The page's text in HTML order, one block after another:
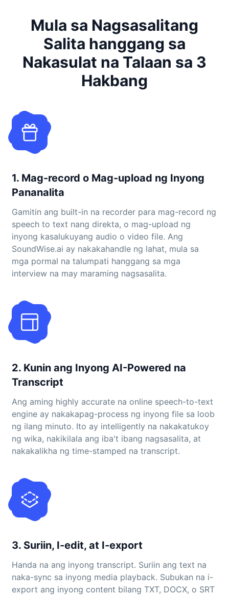
Mula sa Nagsasalitang
Salita hanggang sa
Nakasulat na Talaan sa 3
Hakbang
1. Mag-record o Mag-upload ng Inyong
Pananalita
Gamitin ang built-in na recorder para mag-record ng
speech to text nang direkta, o mag-upload ng
inyong kasalukuyang audio o video file. Ang
SoundWise.ai ay nakakahandle ng lahat, mula sa
mga pormal na talumpati hanggang sa mga
interview na may maraming nagsasalita.
2. Kunin ang Inyong AI-Powered na
Transcript
Ang aming highly accurate na online speech-to-text
engine ay nakakapag-process ng inyong file sa loob
ng ilang minuto. Ito ay intelligently na nakakatukoy
ng wika, nakikilala ang iba't ibang nagsasalita, at
nakakalikha ng time-stamped na transcript.
3. Suriin, I-edit, at I-export
Handa na ang inyong transcript. Suriin ang text na
naka-sync sa inyong media playback. Subukan na i-
export ang inyong content bilang TXT, DOCX, o SRT